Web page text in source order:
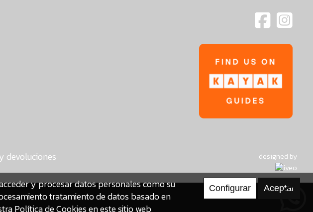
devoluciones designed by
y procesar datos personales como su
tratamiento de datos basado en
Política de Cookies en este sitio web